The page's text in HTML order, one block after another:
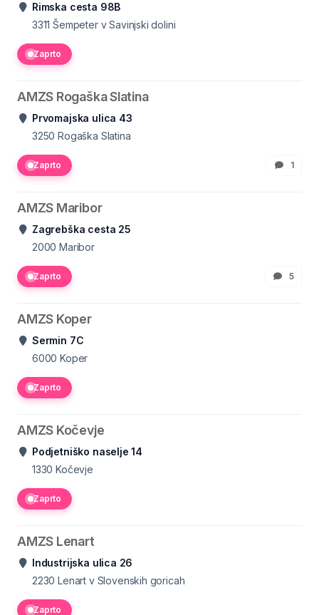
Rimska cesta 98B
3311 Šempeter v Savinjski dolini
Zaprto
AMZS Rogaška Slatina
Prvomajska ulica 43
3250 Rogaška Slatina
Zaprto 1
AMZS Maribor
Zagrebška cesta 25
2000 Maribor
Zaprto 5
AMZS Koper
Sermin 7C
6000 Koper
Zaprto
AMZS Kočevje
Podjetniško naselje 14
1330 Kočevje
Zaprto
AMZS Lenart
Industrijska ulica 26
2230 Lenart v Slovenskih goricah
Zaprto